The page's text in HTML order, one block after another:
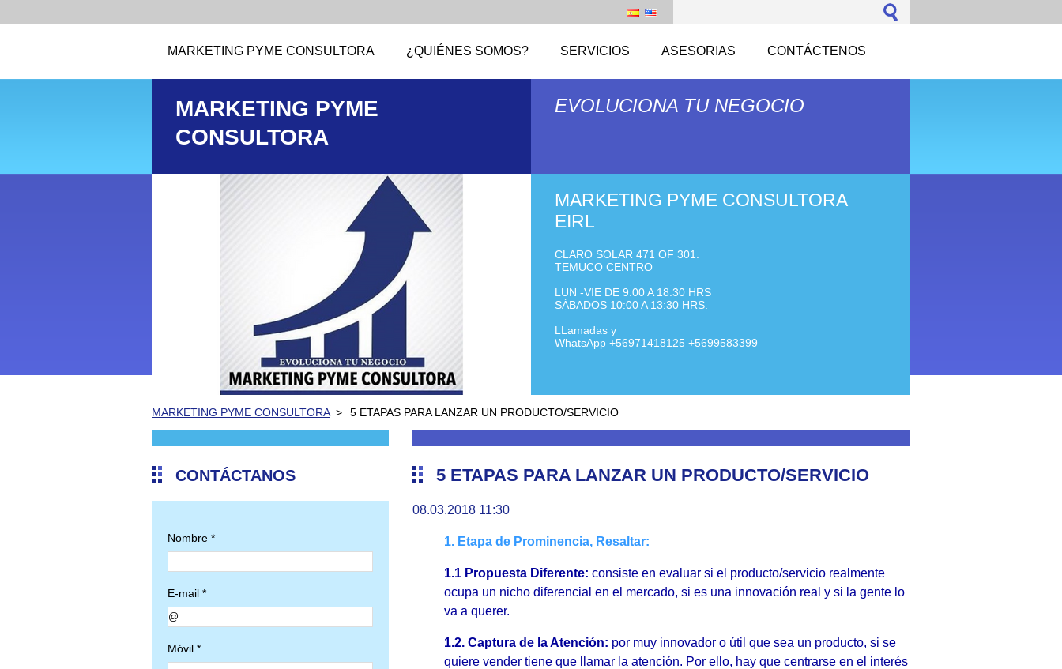
MARKETING PYME CONSULTORA ¿QUIÉNES SOMOS? SERVICIOS ASESORIAS CONTÁCTENOS
MARKETING PYME
CONSULTORA
EVOLUCIONA TU NEGOCIO
MARKETING PYME CONSULTORA
EIRL
CLARO SOLAR 471 OF 301.
TEMUCO CENTRO
LUN -VIE DE 9:00 A 18:30 HRS
SÁBADOS 10:00 A 13:30 HRS.
LLamadas y
WhatsApp +56971418125 +5699583399
MARKETING PYME CONSULTORA > 5 ETAPAS PARA LANZAR UN PRODUCTO/SERVICIO
CONTÁCTANOS
Nombre *
E-mail *
Móvil *
5 ETAPAS PARA LANZAR UN PRODUCTO/SERVICIO
08.03.2018 11:30
1. Etapa de Prominencia, Resaltar:
1.1 Propuesta Diferente: consiste en evaluar si el producto/servicio realmente
ocupa un nicho diferencial en el mercado, si es una innovación real y si la gente lo
va a querer.
1.2. Captura de la Atención: por muy innovador o útil que sea un producto, si se
quiere vender tiene que llamar la atención. Por ello, hay que centrarse en el interés